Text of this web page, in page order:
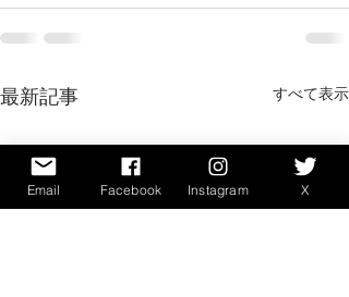
最新記事 すべて表示
Email Facebook Instagram X